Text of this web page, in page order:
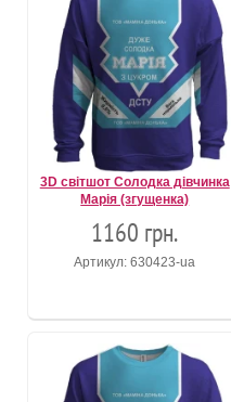
3D світшот Солодка дівчинка
Марія (згущенка)
1160 грн.
Артикул: 630423-ua